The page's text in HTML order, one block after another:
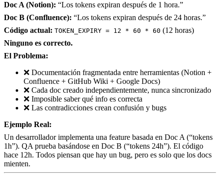
Doc A (Notion): “Los tokens expiran después de 1 hora.”
Doc B (Confluence): “Los tokens expiran después de 24 horas.”
Código actual: TOKEN_EXPIRY = 12 * 60 * 60 (12 horas)
Ninguno es correcto.
El Problema:
❌ Documentación fragmentada entre herramientas (Notion +
Confluence + GitHub Wiki + Google Docs)
❌ Cada doc creado independientemente, nunca sincronizado
❌ Imposible saber qué info es correcta
❌ Las contradicciones crean confusión y bugs
Ejemplo Real:
Un desarrollador implementa una feature basada en Doc A (“tokens
1h”). QA prueba basándose en Doc B (“tokens 24h”). El código
hace 12h. Todos piensan que hay un bug, pero es solo que los docs
mienten.